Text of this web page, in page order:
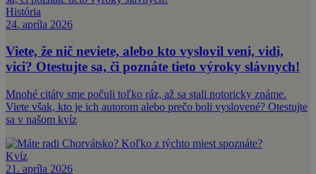
História
24. apríla 2026
Viete, že nič neviete, alebo kto vyslovil veni, vidi,
vici? Otestujte sa, či poznáte tieto výroky slávnych!
Mnohé citáty sme počuli toľko ráz, až sa stali notoricky známe.
Viete však, kto je ich autorom alebo prečo boli vyslovené? Otestujte
sa v našom kvíz
Kvíz
21. apríla 2026